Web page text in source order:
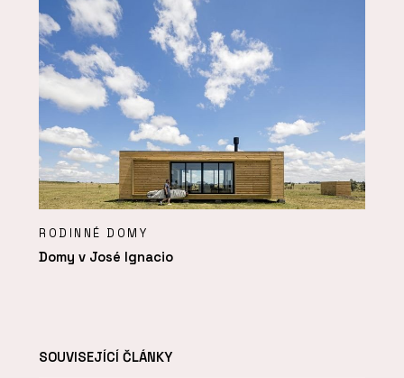
RODINNÉ DOMY
Domy v José Ignacio
SOUVISEJÍCÍ ČLÁNKY